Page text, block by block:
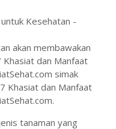
Kesehatan -
akan membawakan
dan Manfaat
simak
Khasiat dan Manfaat
tanaman yang